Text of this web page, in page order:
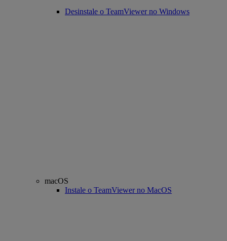
Desinstale o TeamViewer no Windows
macOS
Instale o TeamViewer no MacOS